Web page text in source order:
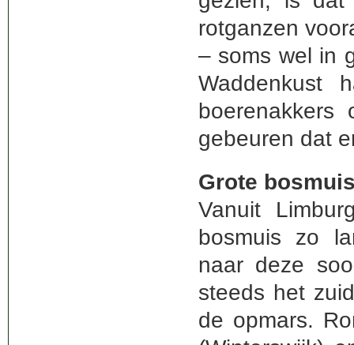
rotganzen
– soms wel in
Waddenkust
gebeuren dat
Grote
Vanuit
bosmuis zo
naar deze
steeds het
de opmars.